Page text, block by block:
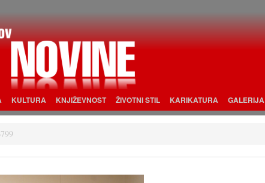
KULTURA KNJIŽEVNOST ŽIVOTNI STIL KARIKATURA GALERIJA